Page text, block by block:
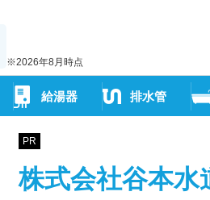
※2026年8月時点
給湯器 排水管
PR
株式会社谷本水